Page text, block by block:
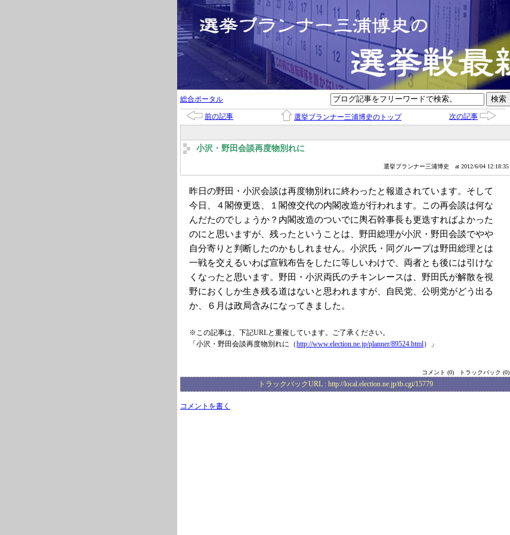
総合ポータル
前の記事 選挙プランナー三浦博史のトップ 次の記事
小沢・野田会談再度物別れに
選挙プランナー三浦博史 at 2012/6/04 12:18:35
昨日の野田・小沢会談は再度物別れに終わったと報道されています。そして
今日、４閣僚更迭、１閣僚交代の内閣改造が行われます。この再会談は何な
んだたのでしょうか？内閣改造のついでに輿石幹事長も更迭すればよかった
のにと思いますが、残ったということは、野田総理が小沢・野田会談でやや
自分寄りと判断したのかもしれません。小沢氏・同グループは野田総理とは
一戦を交えるいわば宣戦布告をしたに等しいわけで、両者とも後には引けな
くなったと思います。野田・小沢両氏のチキンレースは、野田氏が解散を視
野におくしか生き残る道はないと思われますが、自民党、公明党がどう出る
か、６月は政局含みになってきました。
※この記事は、下記URLと重複しています。ご了承ください。
「小沢・野田会談再度物別れに（http://www.election.ne.jp/planner/89524.html）」
コメント (0) トラックバック (0)
トラックバックURL : http://local.election.ne.jp/tb.cgi/15779
コメントを書く